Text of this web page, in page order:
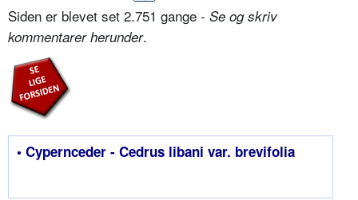
Siden er blevet set 2.751 gange - Se og skriv
kommentarer herunder.
• Cypernceder - Cedrus libani var. brevifolia